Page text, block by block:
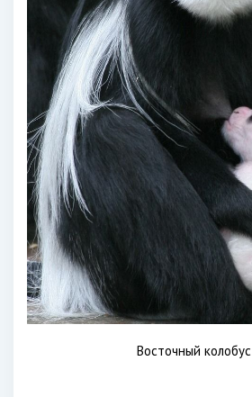
Восточный колобус